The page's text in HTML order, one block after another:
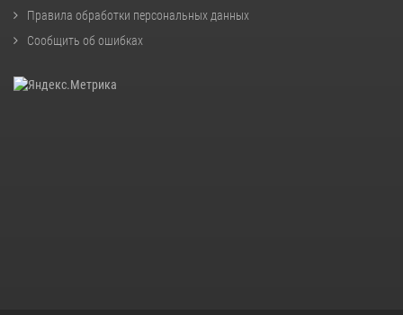
Правила обработки персональных данных
Сообщить об ошибках